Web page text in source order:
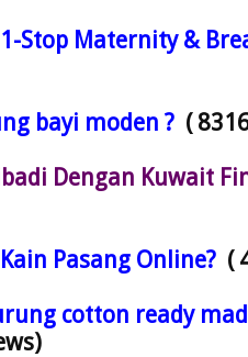
Stop Maternity &
bayi moden ? (
Dengan Kuwait
Pasang Online? (
cotton ready